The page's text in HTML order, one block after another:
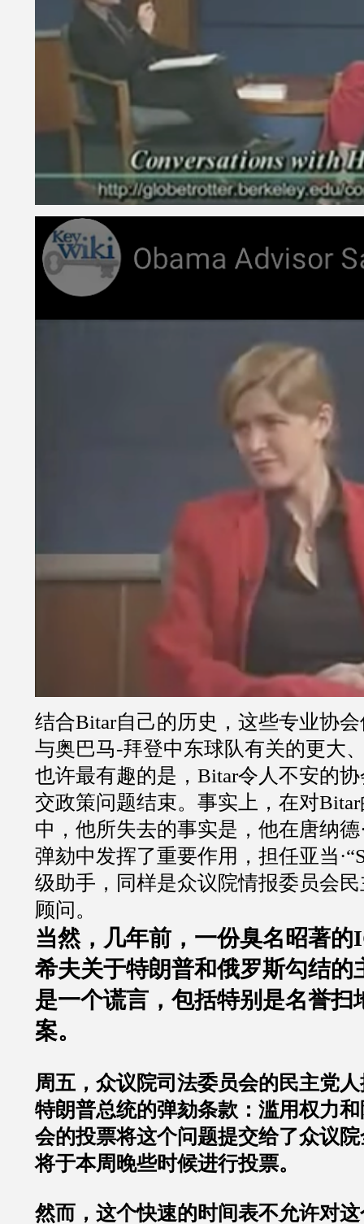
结合Bitar自己的历史，这些专业协
与奥巴马-拜登中东球队有关的更大
也许最有趣的是， Bitar令人不安的
交政策问题结束。事实上，在对Bitar
中，他所失去的事实是，他在唐纳德
弹劾中发挥了重要作用，担任亚当
级助手，同样是众议院情报委员会
顾问。
当然，几年前，一份臭名昭著的
希夫关于特朗普和俄罗斯勾结的
是一个谎言，包括特别是名誉扫
案。
周五，众议院司法委员会的民主党
特朗普总统的弹劾条款：滥用权力
会的投票将这个问题提交给了众议
将于本周晚些时候进行投票。
然而，这个快速的时间表不允许对